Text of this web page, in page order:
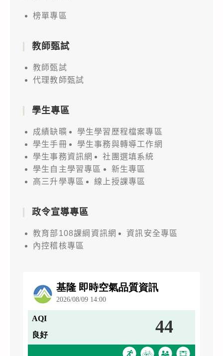
榜單專區
教師甄試
教師甄試
代理教師甄試
學生專區
成績缺曠
學生學習歷程檔案專區
學生手冊
學生事務與轉導工作網
學生事務資訊網
社團選填系統
學生自主學習專區
新生專區
高三升學專區
線上授課專區
政令宣導專區
教育部108課綱資訊網
資訊安全專區
內控稽核專區